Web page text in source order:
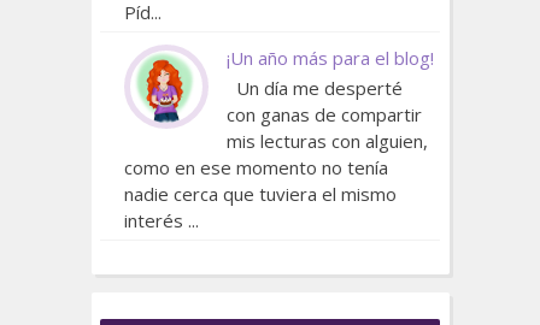
Píd...
¡Un año más para el blog!
Un día me desperté
con ganas de compartir
mis lecturas con alguien,
como en ese momento no tenía
nadie cerca que tuviera el mismo
interés ...